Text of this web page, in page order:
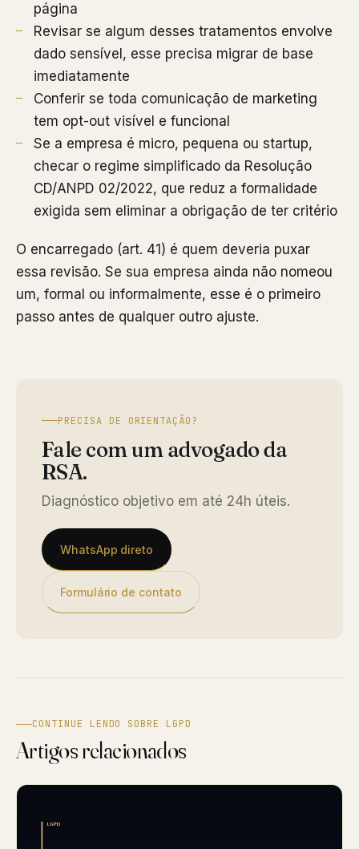
página
Revisar se algum desses tratamentos envolve
dado sensível, esse precisa migrar de base
imediatamente
Conferir se toda comunicação de marketing
tem opt-out visível e funcional
Se a empresa é micro, pequena ou startup,
checar o regime simplificado da Resolução
CD/ANPD 02/2022, que reduz a formalidade
exigida sem eliminar a obrigação de ter critério
O encarregado (art. 41) é quem deveria puxar
essa revisão. Se sua empresa ainda não nomeou
um, formal ou informalmente, esse é o primeiro
passo antes de qualquer outro ajuste.
PRECISA DE ORIENTAÇÃO?
Fale com um advogado da
RSA.
Diagnóstico objetivo em até 24h úteis.
WhatsApp direto
Formulário de contato
CONTINUE LENDO SOBRE LGPD
Artigos relacionados